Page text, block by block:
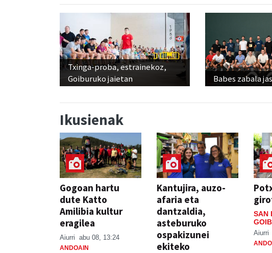
Txinga-proba, estrainekoz,
Goiburuko jaietan
Babes zabala
Ikusienak
Gogoan hartu
dute Katto
Amilibia kultur
eragilea
Aiurri abu 08, 13:24
ANDOAIN
Kantujira, auzo-
afaria eta
dantzaldia,
asteburuko
ospakizunei
ekiteko
SAN
Aiurri